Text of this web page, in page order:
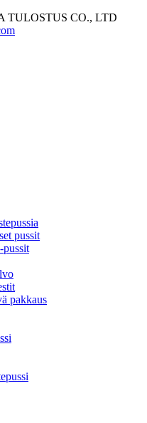
TULOSTUS CO., LTD
pussit
pussit
pakkaus